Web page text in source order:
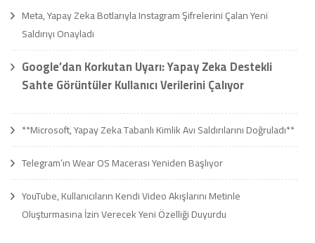
Meta, Yapay Zeka Botlarıyla Instagram Şifrelerini Çalan Yeni
Saldırıyı Onayladı
Google’dan Korkutan Uyarı: Yapay Zeka Destekli
Sahte Görüntüler Kullanıcı Verilerini Çalıyor
**Microsoft, Yapay Zeka Tabanlı Kimlik Avı Saldırılarını Doğruladı**
Telegram’ın Wear OS Macerası Yeniden Başlıyor
YouTube, Kullanıcıların Kendi Video Akışlarını Metinle
Oluşturmasına İzin Verecek Yeni Özelliği Duyurdu